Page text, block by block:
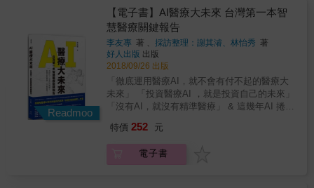
命、建立起當地醫療水準，本書主角王馨儀在
布吉納法索的古都古醫院嘗試一項從無到有的
創舉：打造重症加護病房（ICU）。之所以要這
麼做，是因為若沒有加護病房的後援、續命照
護，即便真有「神醫」成功完成手術，病人的
性命仍難以保全。 看見問題，尋求解決之道，
似乎十分理所當然。然而，援外醫療的特殊性
質，讓這件事依舊存有疑慮：這時興建加護病
醫療費用嗎？ 諸如此類的考量，在在告訴我
地需求。 人生因挑戰而精采，本書透過王馨儀
的親身經歷，一窺援外醫療真實面貌，看見援
由，便一廂情願地以自己的方式扮演「救世
主」。 援助者很容易以「家長」或「恩人」的
身分自居，完全忘了自己應該先設身處地，去
體會、明白對方的處境，才能找到真正有益於
解決當地問題的方法。 在全球最貧窮的國家，
因此，醫師在開藥前，必須多思索幾回：這家
人會不會為了支付醫藥費，而得犧牲孩子的學
費，或賤賣家中牲口？會不會病醫好了，家卻
散了？ 更無奈的是，最需要醫療照護的重症病
入檢查、獲得治療，可是他們卻似乎沒有能力
Readmoo
【電子書】AI醫療大未來 台灣第一本智
慧醫療關鍵報告
李友專 著 、採訪整理：謝其濬、林怡秀 著
好人出版 出版
2018/09/26 出版
「徹底運用醫療AI，就不會有付不起的醫療大
未來」 「投資醫療AI ，就是投資自己的未來」
「沒有AI，就沒有精準醫療」 & 這幾年AI 捲土
者嘗試跨入醫療領域。就醫療而言，應用AI 早
也不能再等了。 & 台灣已經邁入高齡社會，隨
特價 252 元
電子書